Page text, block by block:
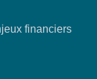
financiers